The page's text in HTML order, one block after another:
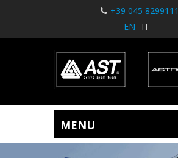
+39 045 8299111
EN
IT